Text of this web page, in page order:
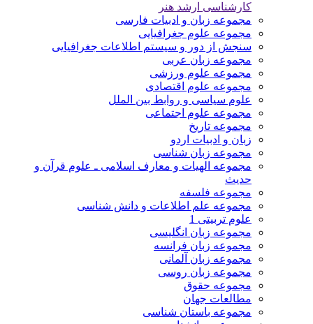
کارشناسی ارشد هنر
مجموعه زبان و ادبیات فارسی
مجموعه علوم جغرافیایی
سنجش از دور و سیستم اطلاعات جغرافیایی
مجموعه زبان عربی
مجموعه علوم ورزشی
مجموعه علوم اقتصادی
علوم سیاسی و روابط بین الملل
مجموعه علوم اجتماعی
مجموعه تاریخ
زبان و ادبیات اردو
مجموعه زبان شناسی
مجموعه الهیات و معارف اسلامی ـ علوم قرآن و
حدیث
مجموعه فلسفه
مجموعه علم اطلاعات و دانش شناسی
علوم تربیتی 1
مجموعه زبان انگلیسی
مجموعه زبان فرانسه
مجموعه زبان آلمانی
مجموعه زبان روسی
مجموعه حقوق
مطالعات جهان
مجموعه باستان شناسی